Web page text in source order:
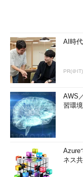
AI時
PR(＠IT)
AWS
習環
Azure
ネス